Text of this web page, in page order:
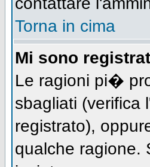
Torna in cima
Mi sono
Le ragioni pi�
sbagliati (verifica
registrato),
qualche ragione.